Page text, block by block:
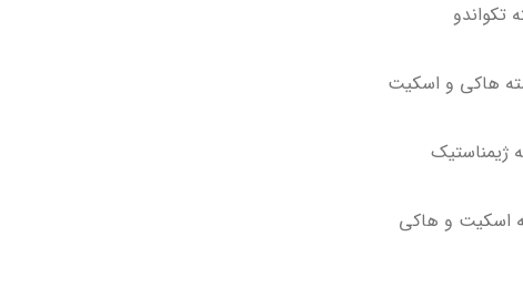
تکواندو
هاکی و اسکیت
ژیمناستیک
اسکیت و هاکی